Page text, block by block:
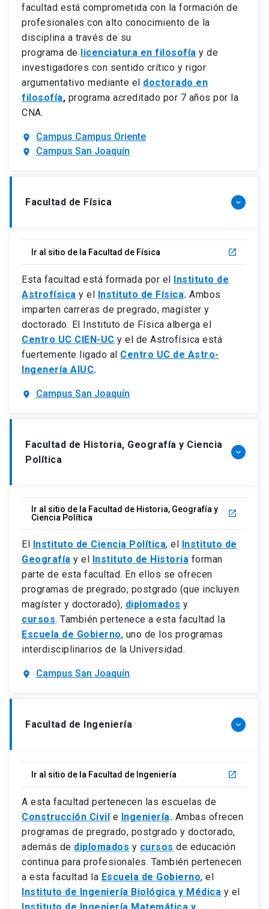
facultad está comprometida con la formación de
profesionales con alto conocimiento de la
disciplina a través de su
programa de licenciatura en filosofía y de
investigadores con sentido crítico y rigor
argumentativo mediante el doctorado en
filosofía, programa acreditado por 7 años por la
CNA.
location_on Campus Campus Oriente
location_on Campus San Joaquín
Facultad de Física keyboard_arrow_down
Ir al sitio de la Facultad de Física launch
Esta facultad está formada por el Instituto de
Astrofísica y el Instituto de Física. Ambos
imparten carreras de pregrado, magíster y
doctorado. El Instituto de Física alberga el
Centro UC CIEN-UC y el de Astrofísica está
fuertemente ligado al Centro UC de Astro-
Ingenería AIUC.
location_on Campus San Joaquín
Facultad de Historia, Geografía y Ciencia
Política
keyboard_arrow_down
Ir al sitio de la Facultad de Historia, Geografía y
Ciencia Política
launch
El Instituto de Ciencia Política, el Instituto de
Geografía y el Instituto de Historia forman
parte de esta facultad. En ellos se ofrecen
programas de pregrado, postgrado (que incluyen
magíster y doctorado), diplomados y
cursos. También pertenece a esta facultad la
Escuela de Gobierno, uno de los programas
interdisciplinarios de la Universidad.
location_on Campus San Joaquín
Facultad de Ingeniería keyboard_arrow_down
Ir al sitio de la Facultad de Ingeniería launch
A esta facultad pertenecen las escuelas de
Construcción Civil e Ingeniería. Ambas ofrecen
programas de pregrado, postgrado y doctorado,
además de diplomados y cursos de educación
continua para profesionales. También pertenecen
a esta facultad la Escuela de Gobierno, el
Instituto de Ingeniería Biológica y Médica y el